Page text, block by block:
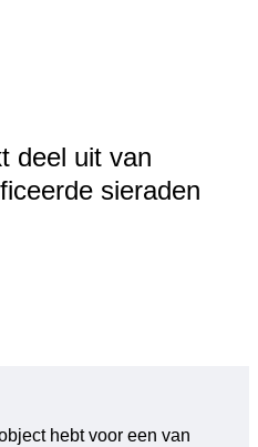
deel uit van
sieraden
hebt voor een van